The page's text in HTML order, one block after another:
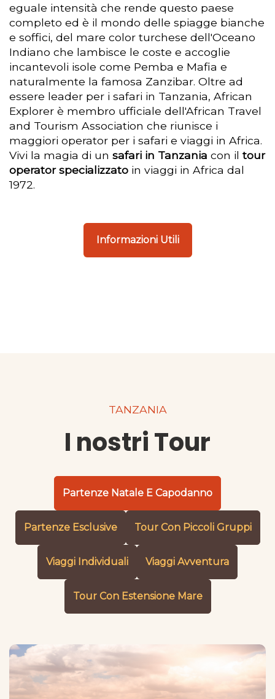
eguale intensità che rende questo paese
completo ed è il mondo delle spiagge bianche
e soffici, del mare color turchese dell'Oceano
Indiano che lambisce le coste e accoglie
incantevoli isole come Pemba e Mafia e
naturalmente la famosa Zanzibar. Oltre ad
essere leader per i safari in Tanzania, African
Explorer è membro ufficiale dell'African Travel
and Tourism Association che riunisce i
maggiori operator per i safari e viaggi in Africa.
Vivi la magia di un safari in Tanzania con il tour
operator specializzato in viaggi in Africa dal
1972.
Informazioni Utili
TANZANIA
I nostri Tour
Partenze Natale E Capodanno
Partenze Esclusive Tour Con Piccoli Gruppi
Viaggi Individuali Viaggi Avventura
Tour Con Estensione Mare